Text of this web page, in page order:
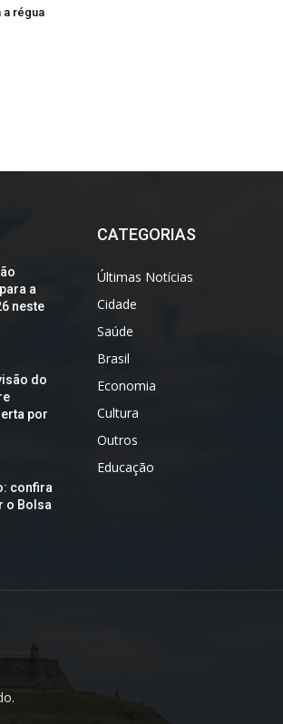
a régua
a
neste
do
por
confira
o Bolsa
CATEGORIAS
Últimas Notícias
Cidade
Saúde
Brasil
Economia
Cultura
Outros
Educação